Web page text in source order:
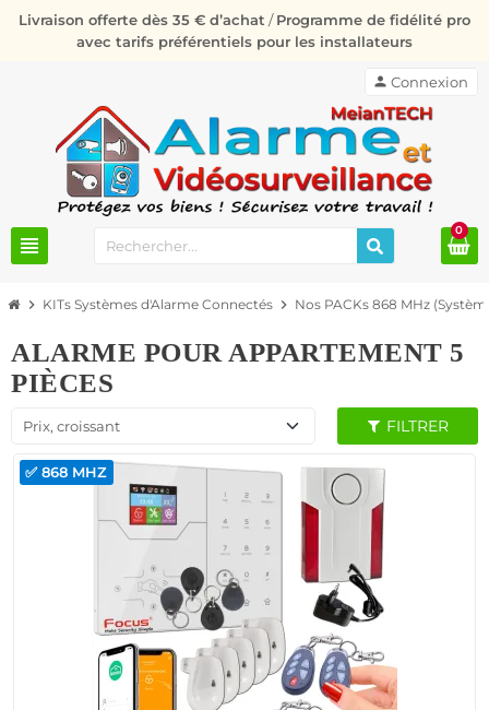
Livraison offerte dès 35 € d’achat /Programme de fidélité pro
avec tarifs préférentiels pour les installateurs
view_headline
person Connexion
0
chevron_right KITs Systèmes d'Alarme Connectés chevron_right Nos PACKs 868 MHz
ALARME POUR APPARTEMENT 5
PIÈCES
Prix, croissant FILTRER
✅ 868 MHZ